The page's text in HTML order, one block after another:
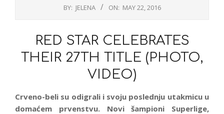
BY: JELENA ON: MAY 22, 2016
RED STAR CELEBRATES
THEIR 27TH TITLE (PHOTO,
VIDEO)
Crveno-beli su odigrali i svoju poslednju utakmicu u
domaćem prvenstvu. Novi šampioni Superlige,